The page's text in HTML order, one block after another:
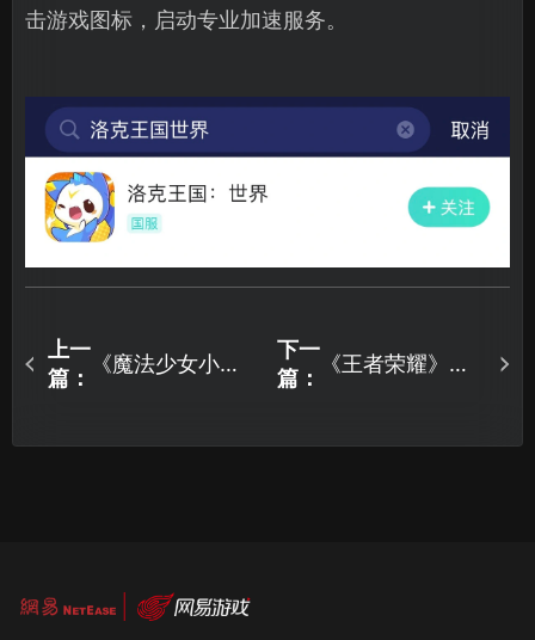
击游戏图标，启动专业加速服务。
上一
篇：
《魔法少女小圆
录即领SSR角
下一
篇：
《王者荣耀》网
络问题！